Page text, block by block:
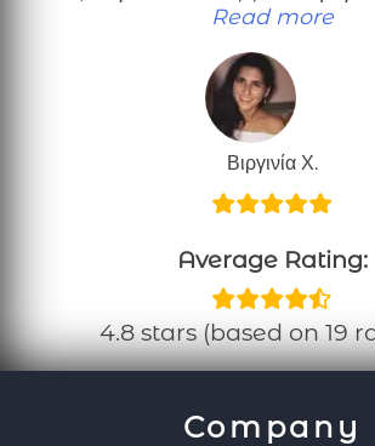
Read more
Βιργινία Χ.
Average Rating:
4.8 stars (based on 19
Company